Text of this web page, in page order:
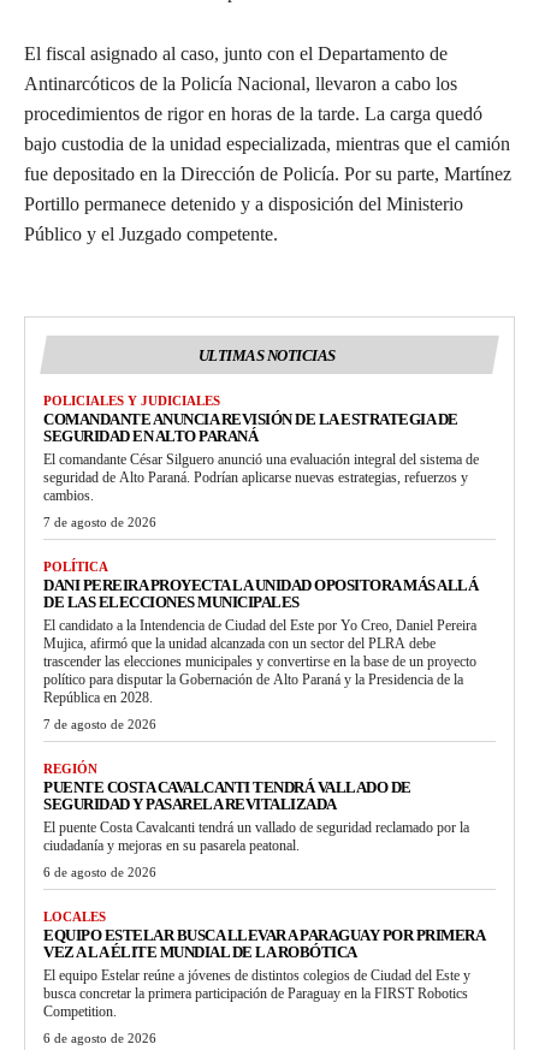
El fiscal asignado al caso, junto con el Departamento de
Antinarcóticos de la Policía Nacional, llevaron a cabo los
procedimientos de rigor en horas de la tarde. La carga quedó
bajo custodia de la unidad especializada, mientras que el camión
fue depositado en la Dirección de Policía. Por su parte, Martínez
Portillo permanece detenido y a disposición del Ministerio
Público y el Juzgado competente.
ULTIMAS NOTICIAS
POLICIALES Y JUDICIALES
COMANDANTE ANUNCIA REVISIÓN DE LA ESTRATEGIA DE
SEGURIDAD EN ALTO PARANÁ
El comandante César Silguero anunció una evaluación integral del sistema de
seguridad de Alto Paraná. Podrían aplicarse nuevas estrategias, refuerzos y
cambios.
7 de agosto de 2026
POLÍTICA
DANI PEREIRA PROYECTA LA UNIDAD OPOSITORA MÁS ALLÁ
DE LAS ELECCIONES MUNICIPALES
El candidato a la Intendencia de Ciudad del Este por Yo Creo, Daniel Pereira
Mujica, afirmó que la unidad alcanzada con un sector del PLRA debe
trascender las elecciones municipales y convertirse en la base de un proyecto
político para disputar la Gobernación de Alto Paraná y la Presidencia de la
República en 2028.
7 de agosto de 2026
REGIÓN
PUENTE COSTA CAVALCANTI TENDRÁ VALLADO DE
SEGURIDAD Y PASARELA REVITALIZADA
El puente Costa Cavalcanti tendrá un vallado de seguridad reclamado por la
ciudadanía y mejoras en su pasarela peatonal.
6 de agosto de 2026
LOCALES
EQUIPO ESTELAR BUSCA LLEVAR A PARAGUAY POR PRIMERA
VEZ A LA ÉLITE MUNDIAL DE LA ROBÓTICA
El equipo Estelar reúne a jóvenes de distintos colegios de Ciudad del Este y
busca concretar la primera participación de Paraguay en la FIRST Robotics
Competition.
6 de agosto de 2026